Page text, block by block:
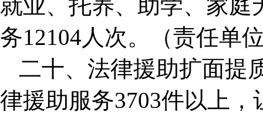
就业、托养、助学、家庭
务12104人次。（责任单
二十、法律援助扩面提
律援助服务3703件以上